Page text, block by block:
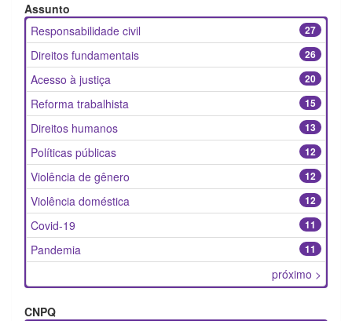
Assunto
27
Responsabilidade civil
26
Direitos fundamentais
20
Acesso à justiça
15
Reforma trabalhista
13
Direitos humanos
12
Políticas públicas
12
Violência de gênero
12
Violência doméstica
11
Covid-19
11
Pandemia
próximo >
CNPQ